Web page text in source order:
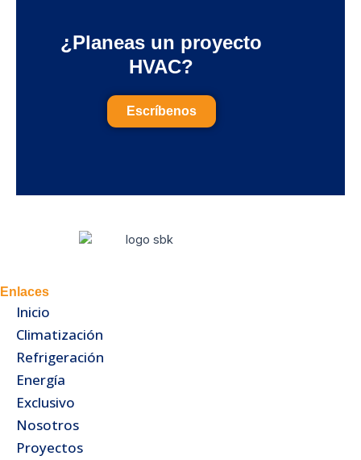
¿Planeas un proyecto
HVAC?
Escríbenos
Enlaces
Inicio
Climatización
Refrigeración
Energía
Exclusivo
Nosotros
Proyectos